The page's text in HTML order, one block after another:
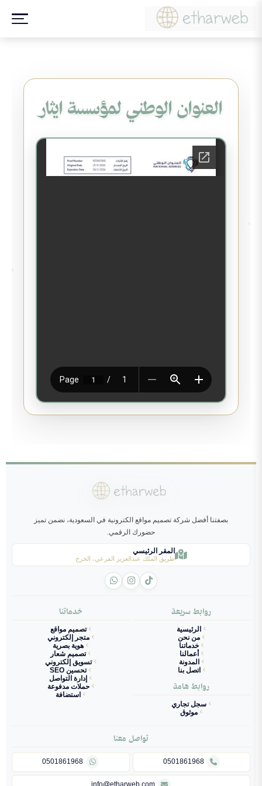
العنوان الوطني لمؤسسة ايثار
بصفتنا أفضل شركة تصميم مواقع الكترونية في السعودية، نضمن تميز
حضورك الرقمي.
المقر الرئيسي
طريق الملك عبدالعزيز الفرعي، الخرج
روابط سريعة
الرئيسية
من نحن
خدماتنا
أعمالنا
المدونة
اتصل بنا
روابط هامة
سجل تجاري
موثوق
خدماتنا
تصميم مواقع
متجر إلكتروني
هوية بصرية
تصميم شعار
تسويق إلكتروني
تحسين SEO
إدارة التواصل
حملات مدفوعة
استضافة
تواصل معنا
0501861968
0501861968
info@etharweb.com